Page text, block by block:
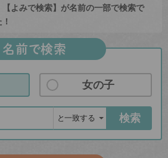
【よみで検索】が名前の一部で検索で
名前で検索
女の子
検索